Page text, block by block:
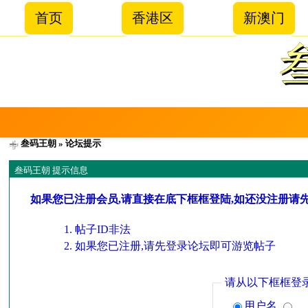
首页 香港区 新澳门
叁码王朝 » 论坛提示
叁码王朝 提示信息
如果您已注册会员,请直接在底下框框登陆,如还没注册请
帖子ID非法
如果您已注册,请先登录论坛即可游览帖子
请从以下框框登
用户名